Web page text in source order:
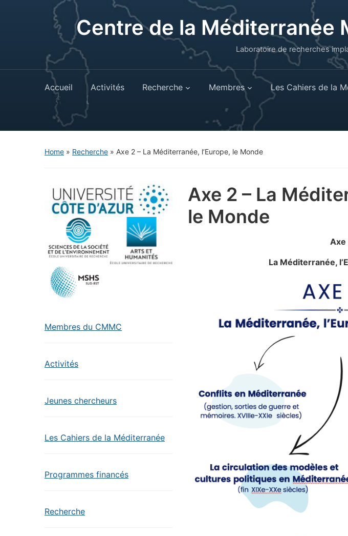
Centre de la Méditerranée
Laboratoire de recherches
Accueil Activités Recherche Membres Les Cahiers de la
Home » Recherche » Axe 2 – La Méditerranée, l’Europe, le Monde
Membres du CMMC
Activités
Jeunes chercheurs
Les Cahiers de la Méditerranée
Programmes financés
Recherche
Axe 2 – La
le Monde
Axe
La Méditerranée,